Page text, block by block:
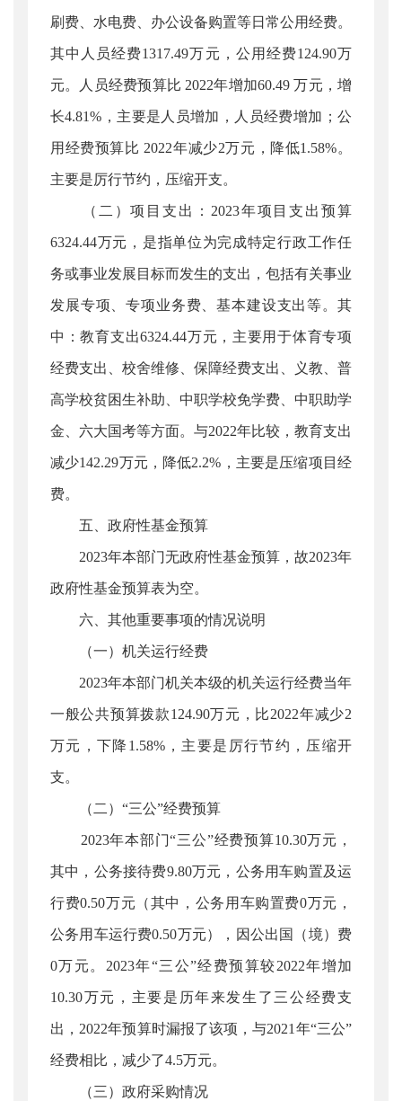
刷费、水电费、办公设备购置等日常公用经费。
其中人员经费1317.49万元，公用经费124.90万
元。人员经费预算比 2022年增加60.49 万元，增
长4.81%，主要是人员增加，人员经费增加；公
用经费预算比 2022年减少2万元，降低1.58%。
主要是厉行节约，压缩开支。
（二）项目支出：2023年项目支出预算
6324.44万元，是指单位为完成特定行政工作任
务或事业发展目标而发生的支出，包括有关事业
发展专项、专项业务费、基本建设支出等。其
中：教育支出6324.44万元，主要用于体育专项
经费支出、校舍维修、保障经费支出、义教、普
高学校贫困生补助、中职学校免学费、中职助学
金、六大国考等方面。与2022年比较，教育支出
减少142.29万元，降低2.2%，主要是压缩项目经
费。
五、政府性基金预算
2023年本部门无政府性基金预算，故2023年
政府性基金预算表为空。
六、其他重要事项的情况说明
（一）机关运行经费
2023年本部门机关本级的机关运行经费当年
一般公共预算拨款124.90万元，比2022年减少2
万元，下降1.58%，主要是厉行节约，压缩开
支。
（二）“三公”经费预算
2023年本部门“三公”经费预算10.30万元，
其中，公务接待费9.80万元，公务用车购置及运
行费0.50万元（其中，公务用车购置费0万元，
公务用车运行费0.50万元），因公出国（境）费
0万元。2023年“三公”经费预算较2022年增加
10.30万元，主要是历年来发生了三公经费支
出，2022年预算时漏报了该项，与2021年“三公”
经费相比，减少了4.5万元。
（三）政府采购情况